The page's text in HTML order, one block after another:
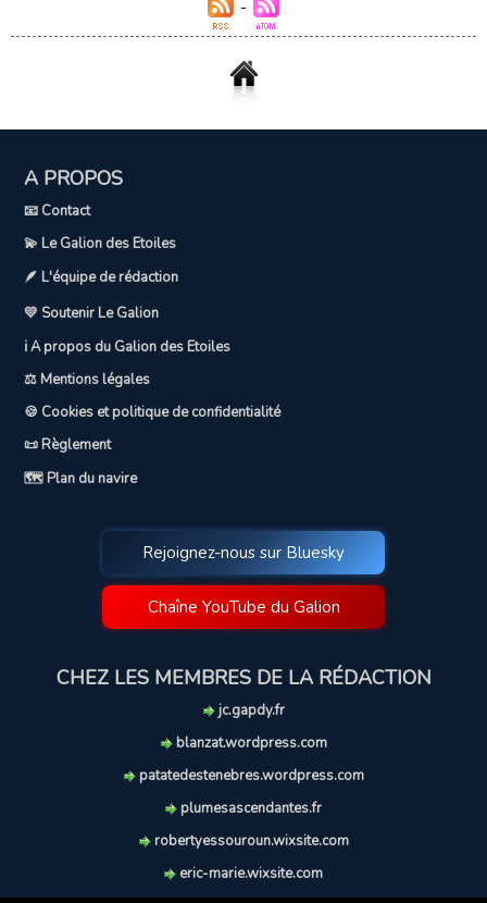
A PROPOS
📧 Contact
💫 Le Galion des Etoiles
🪶 L'équipe de rédaction
💛 Soutenir Le Galion
ℹ️ A propos du Galion des Etoiles
⚖️ Mentions légales
🍪 Cookies et politique de confidentialité
📜 Règlement
🗺️ Plan du navire
Rejoignez-nous sur Bluesky
Chaîne YouTube du Galion
CHEZ LES MEMBRES DE LA RÉDACTION
jc.gapdy.fr
blanzat.wordpress.com
patatedestenebres.wordpress.com
plumesascendantes.fr
robertyessouroun.wixsite.com
eric-marie.wixsite.com